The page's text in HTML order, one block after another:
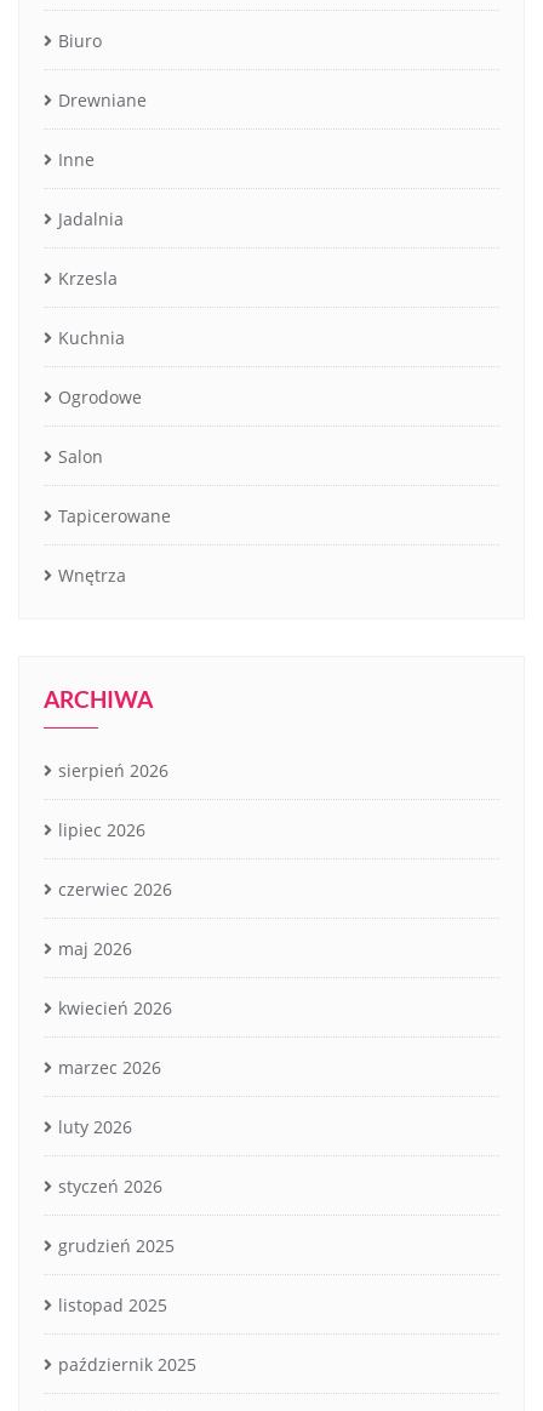
Biuro
Drewniane
Inne
Jadalnia
Krzesla
Kuchnia
Ogrodowe
Salon
Tapicerowane
Wnętrza
ARCHIWA
sierpień 2026
lipiec 2026
czerwiec 2026
maj 2026
kwiecień 2026
marzec 2026
luty 2026
styczeń 2026
grudzień 2025
listopad 2025
październik 2025